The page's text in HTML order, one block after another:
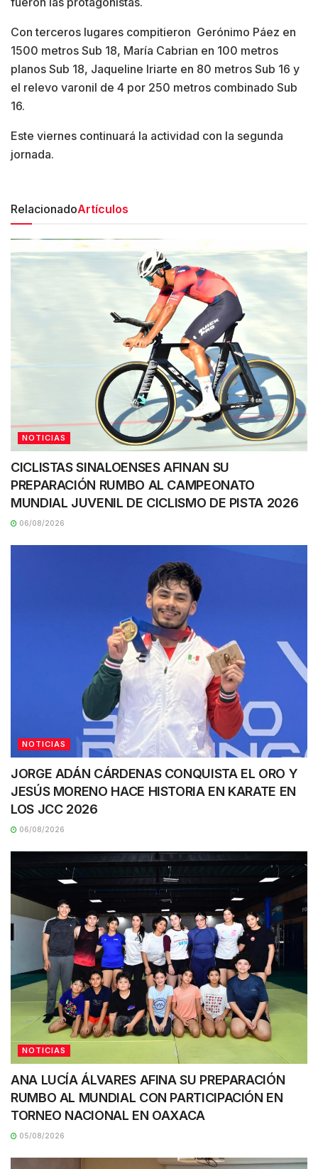
Con terceros lugares compitieron Gerónimo Páez en
1500 metros Sub 18, María Cabrian en 100 metros
planos Sub 18, Jaqueline Iriarte en 80 metros Sub 16 y
el relevo varonil de 4 por 250 metros combinado Sub
16.
Este viernes continuará la actividad con la segunda
jornada.
RelacionadoArtículos
NOTICIAS
CICLISTAS SINALOENSES AFINAN SU
PREPARACIÓN RUMBO AL CAMPEONATO
MUNDIAL JUVENIL DE CICLISMO DE PISTA 2026
06/08/2026
NOTICIAS
JORGE ADÁN CÁRDENAS CONQUISTA EL ORO Y
JESÚS MORENO HACE HISTORIA EN KARATE EN
LOS JCC 2026
06/08/2026
NOTICIAS
ANA LUCÍA ÁLVARES AFINA SU PREPARACIÓN
RUMBO AL MUNDIAL CON PARTICIPACIÓN EN
TORNEO NACIONAL EN OAXACA
05/08/2026